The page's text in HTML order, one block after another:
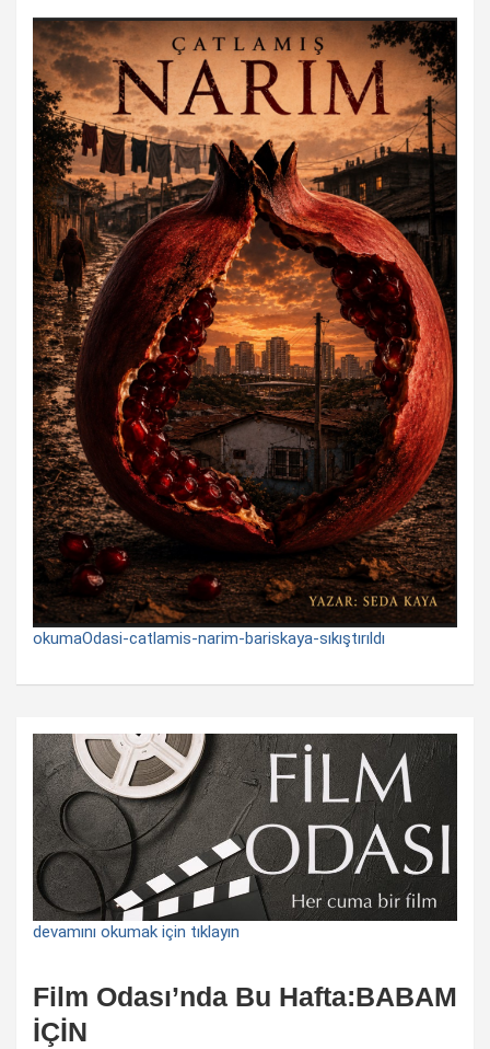
okumaOdasi-catlamis-narim-bariskaya-sıkıştırıldı
devamını okumak için tıklayın
Film Odası’nda Bu Hafta:BABAM
İÇİN